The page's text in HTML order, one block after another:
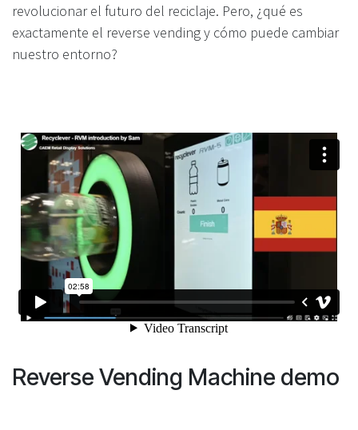
revolucionar el futuro del reciclaje. Pero, ¿qué es
exactamente el reverse vending y cómo puede cambiar
nuestro entorno?
Reverse Vending Machine demo